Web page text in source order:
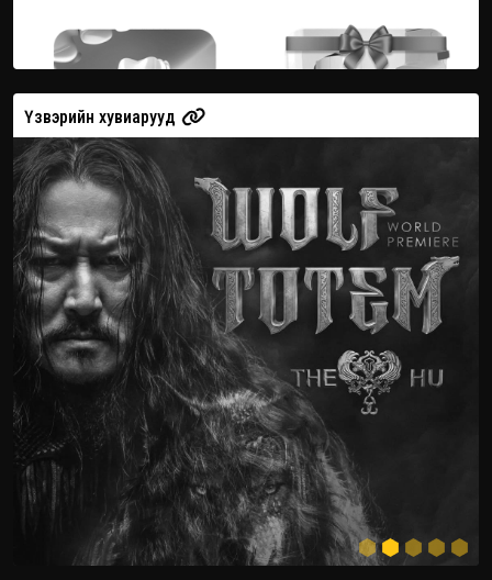
Үзвэрийн хувиарууд